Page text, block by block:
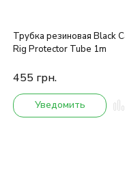
Трубка резиновая Black
Rig Protector Tube 1m
455 грн.
Уведомить